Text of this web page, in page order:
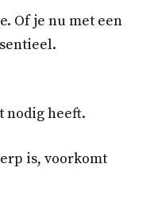
Of je nu met een
nodig heeft.
is, voorkomt